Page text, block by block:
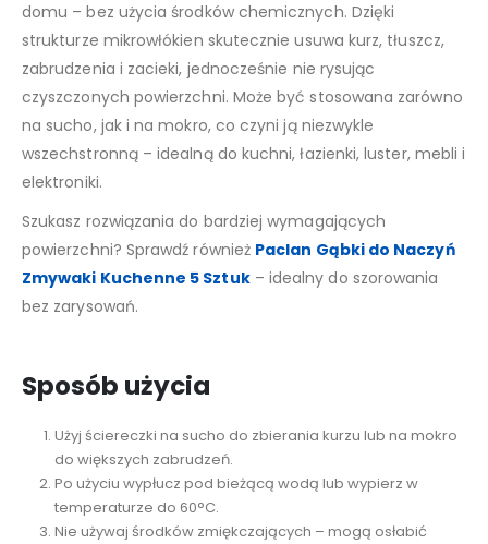
domu – bez użycia środków chemicznych. Dzięki
strukturze mikrowłókien skutecznie usuwa kurz, tłuszcz,
zabrudzenia i zacieki, jednocześnie nie rysując
czyszczonych powierzchni. Może być stosowana zarówno
na sucho, jak i na mokro, co czyni ją niezwykle
wszechstronną – idealną do kuchni, łazienki, luster, mebli i
elektroniki.
Szukasz rozwiązania do bardziej wymagających
powierzchni? Sprawdź również Paclan Gąbki do Naczyń
Zmywaki Kuchenne 5 Sztuk– idealny do szorowania
bez zarysowań.
Sposób użycia
Użyj ściereczki na sucho do zbierania kurzu lub na mokro
do większych zabrudzeń.
Po użyciu wypłucz pod bieżącą wodą lub wypierz w
temperaturze do 60°C.
Nie używaj środków zmiękczających – mogą osłabić